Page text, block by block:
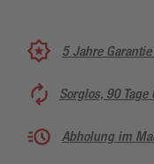
5 Jahre
Sorglos, 90
Abholung im